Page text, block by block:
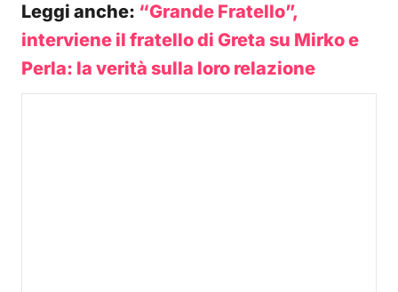
Leggi anche: “Grande Fratello”,
interviene il fratello di Greta su Mirko e
Perla: la verità sulla loro relazione